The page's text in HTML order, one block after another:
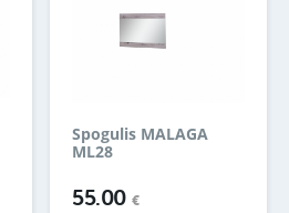
Spogulis MALAGA
ML28
55.00 €